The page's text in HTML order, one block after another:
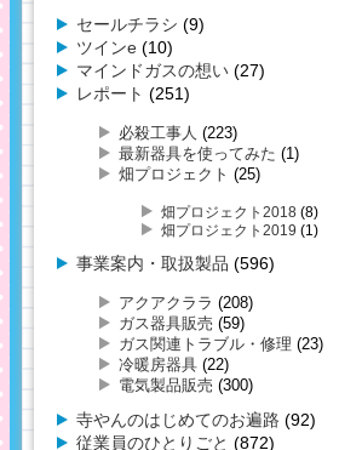
セールチラシ (9)
ツインe (10)
マインドガスの想い (27)
レポート (251)
必殺工事人 (223)
最新器具を使ってみた (1)
畑プロジェクト (25)
畑プロジェクト2018 (8)
畑プロジェクト2019 (1)
事業案内・取扱製品 (596)
アクアクララ (208)
ガス器具販売 (59)
ガス関連トラブル・修理 (23)
冷暖房器具 (22)
電気製品販売 (300)
寺やんのはじめてのお遍路 (92)
従業員のひとりごと (872)